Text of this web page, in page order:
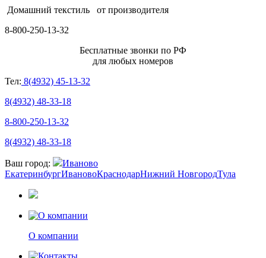
Домашний текстиль от производителя
8-800-250-13-32
Бесплатные звонки по РФ
для любых номеров
Тел: 8(4932) 45-13-32
8(4932) 48-33-18
8-800-250-13-32
8(4932) 48-33-18
Ваш город:
Иваново
ЕкатеринбургИвановоКраснодарНижний НовгородТула
О компании